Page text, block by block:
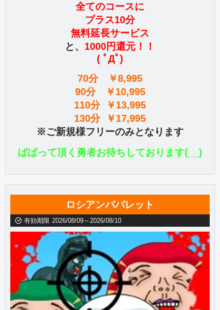
全てのコースに
プラス10分
無料延長サービス
と、 1000円還元！！
( ﾟДﾟ)
70分 ￥8,995
90分 ￥10,995
110分 ￥13,995
130分 ￥17,995
※ご新規様フリーのみとなります
ばばって頂く勇者お待ちしております(__)
ロシアンババレット
有効期限 2026/08/09～2026/08/10